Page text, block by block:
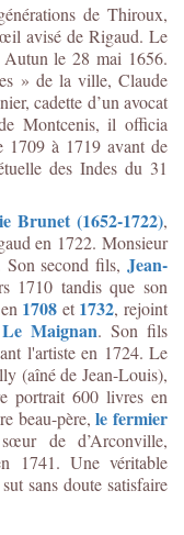
de Thiroux,
avisé de Rigaud. Le
Autun le 28 mai 1656.
» de la ville, Claude
cadette d’un avocat
Montcenis, il officia
1709 à 1719 avant de
des Indes du 31
Brunet (1652-1722),
en 1722. Monsieur
second fils, Jean-
1710 tandis que son
1708 et 1732, rejoint
Maignan. Son fils
l'artiste en 1724. Le
(aîné de Jean-Louis),
portrait 600 livres en
beau-père,le fermier
de d’Arconville,
1741. Une véritable
sans doute satisfaire